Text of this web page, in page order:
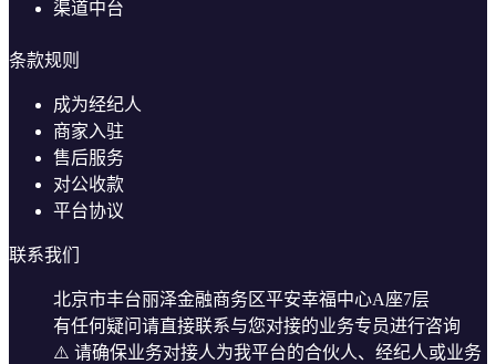
渠道中台
条款规则
成为经纪人
商家入驻
售后服务
对公收款
平台协议
联系我们
北京市丰台丽泽金融商务区平安幸福中心A座7层
有任何疑问请直接联系与您对接的业务专员进行咨询
⚠️ 请确保业务对接人为我平台的合伙人、经纪人或业务